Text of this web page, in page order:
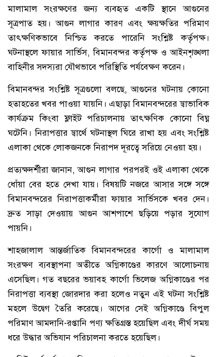
মালামাল সংরক্ষণের জন্য ব্যবহৃত একটি স্থানে আগুনের
সূত্রপাত হয়। আগুন লাগার কারণ এবং ক্ষয়ক্ষতির পরিমাণ
তাৎক্ষণিকভাবে নিশ্চিত করতে পারেনি সংশ্লিষ্ট কর্তৃপক্ষ।
ঘটনাস্থলে ফায়ার সার্ভিস, বিমানবন্দর কর্তৃপক্ষ ও আইনশৃঙ্খলা
বাহিনীর সদস্যরা যৌথভাবে পরিস্থিতি পর্যবেক্ষণ করেন।
বিমানবন্দর সংশ্লিষ্ট সূত্রগুলো বলছে, আগুনের ঘটনায় কোনো
হতাহতের খবর পাওয়া যায়নি। এছাড়া বিমানবন্দরের স্বাভাবিক
কার্যক্রম কিংবা ফ্লাইট পরিচালনায় তাৎক্ষণিক কোনো বিঘ্ন
ঘটেনি। নিরাপত্তার স্বার্থে ঘটনাস্থল ঘিরে রাখা হয় এবং সংশ্লিষ্ট
এলাকা থেকে লোকজনকে নিরাপদ দূরত্বে সরিয়ে নেওয়া হয়।
প্রত্যক্ষদর্শীরা জানান, আগুন লাগার পরপরই ওই এলাকা থেকে
ধোঁয়া বের হতে দেখা যায়। বিষয়টি নজরে আসার সঙ্গে সঙ্গে
বিমানবন্দরের নিরাপত্তাকর্মীরা ফায়ার সার্ভিসকে খবর দেন।
দ্রুত সাড়া দেওয়ায় আগুন আশপাশে ছড়িয়ে পড়ার সুযোগ
পায়নি।
শাহজালাল আন্তর্জাতিক বিমানবন্দরের কার্গো ও মালামাল
সংরক্ষণ ব্যবস্থাপনা অতীতে অগ্নিকাণ্ডের কারণে আলোচনায়
এসেছিল। গত বছরের ভয়াবহ কার্গো ভিলেজ অগ্নিকাণ্ডের পর
নিরাপত্তা ব্যবস্থা জোরদার করা হলেও নতুন এই ঘটনা সংশ্লিষ্ট
মহলে উদ্বেগ তৈরি করেছে। আগের সেই অগ্নিকাণ্ডে বিপুল
পরিমাণ আমদানি-রপ্তানি পণ্য ক্ষতিগ্রস্ত হয়েছিল এবং দীর্ঘ সময়
ধরে উদ্ধার অভিযান পরিচালনা করতে হয়েছিল।